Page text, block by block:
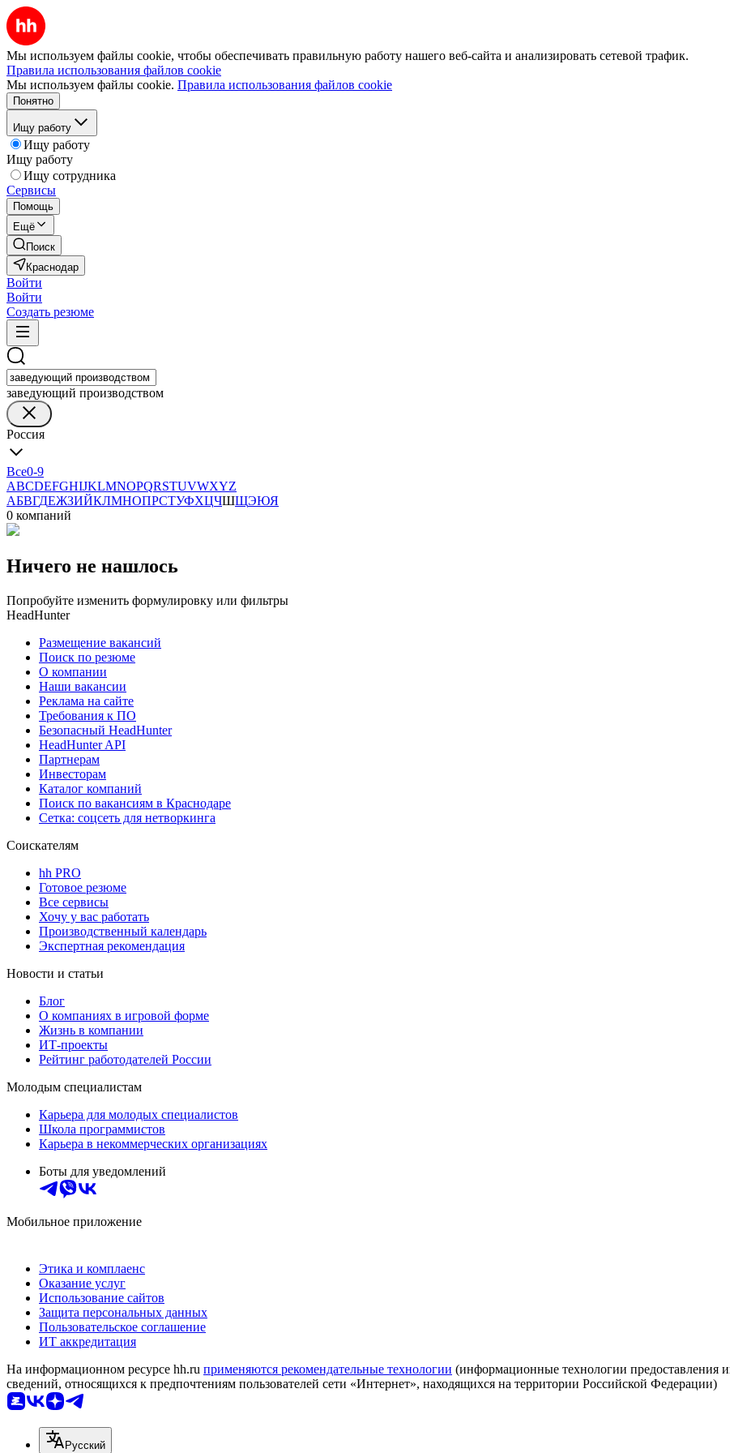
Мы используем файлы cookie, чтобы обеспечивать правильную работу нашего веб-сайта и анализировать сетевой трафик.
Правила использования файлов cookie
Мы используем файлы cookie. Правила использования файлов cookie
Понятно
Ищу работу
Ищу работу
Ищу работу
Ищу сотрудника
Сервисы
Помощь
Ещё
Поиск
Краснодар
Войти
Войти
Создать резюме
заведующий производством
Россия
Все0-9
ABCDEFGHIJKLMNOPQRSTUVWXYZ
АБВГДЕЖЗИЙКЛМНОПРСТУФХЦЧШЩЭЮЯ
0 компаний
Ничего не нашлось
Попробуйте изменить формулировку или фильтры
HeadHunter
Размещение вакансий
Поиск по резюме
О компании
Наши вакансии
Реклама на сайте
Требования к ПО
Безопасный HeadHunter
HeadHunter API
Партнерам
Инвесторам
Каталог компаний
Поиск по вакансиям в Краснодаре
Сетка: соцсеть для нетворкинга
Соискателям
hh PRO
Готовое резюме
Все сервисы
Хочу у вас работать
Производственный календарь
Экспертная рекомендация
Новости и статьи
Блог
О компаниях в игровой форме
Жизнь в компании
ИТ-проекты
Рейтинг работодателей России
Молодым специалистам
Карьера для молодых специалистов
Школа программистов
Карьера в некоммерческих организациях
Боты для уведомлений
Мобильное приложение
Этика и комплаенс
Оказание услуг
Использование сайтов
Защита персональных данных
Пользовательское соглашение
ИТ аккредитация
На информационном ресурсе hh.ru применяются рекомендательные технологии (информационные технологии предоставления
сведений, относящихся к предпочтениям пользователей сети «Интернет», находящихся на территории Российской Федерации)
Русский